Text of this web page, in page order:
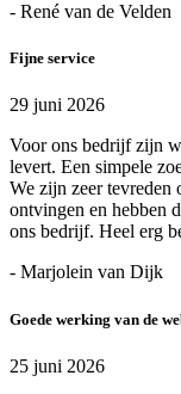
- René van de Velden
Fijne service
29 juni 2026
Voor ons bedrijf zijn
levert. Een simpele
We zijn zeer tevreden
ontvingen en hebben
ons bedrijf. Heel erg
- Marjolein van Dijk
Goede werking van de
25 juni 2026